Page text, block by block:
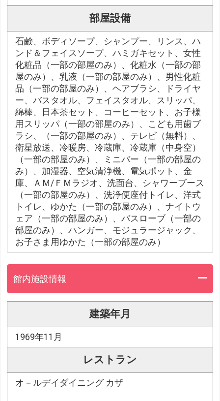
部屋設備
石鹸、ボディソープ、シャンプー、リンス、ハ
ンド＆フェイスソープ、ハミガキセット、女性
化粧品（一部の部屋のみ）、化粧水（一部の部
屋のみ）、乳液（一部の部屋のみ）、男性化粧
品（一部の部屋のみ）、ヘアブラシ、ドライヤ
ー、バスタオル、フェイスタオル、スリッパ、
綿棒、日本茶セット、コーヒーセット、お子様
用スリッパ（一部の部屋のみ）、こども用歯ブ
ラシ、（一部の部屋のみ）、テレビ（無料）、
衛星放送、冷暖房、冷蔵庫、冷蔵庫（中身空）
（一部の部屋のみ）、ミニバー（一部の部屋の
み）、加湿器、空気清浄機、電気ポット、金
庫、ＡＭ/ＦＭラジオ、洗面台、シャワーブース
（一部の部屋のみ）、洗浄便座付トイレ、洋式
トイレ、ゆかた（一部の部屋のみ）、ナイトウ
ェア（一部の部屋のみ）、バスローブ（一部の
部屋のみ）、ハンガー、モジュラージャック、
お子さま用ゆかた（一部の部屋のみ）
館内施設情報
建築年月
1969年11月
レストラン
オ－ルデイダイニング カザ